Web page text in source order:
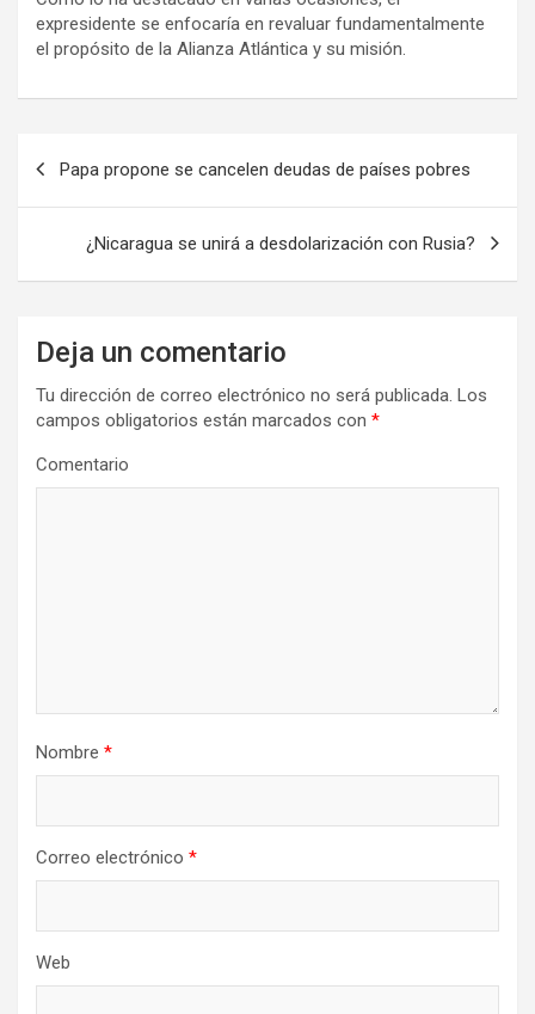
expresidente se enfocaría en revaluar fundamentalmente
el propósito de la Alianza Atlántica y su misión.
Papa propone se cancelen deudas de países pobres
¿Nicaragua se unirá a desdolarización con Rusia?
Deja un comentario
Tu dirección de correo electrónico no será publicada. Los
campos obligatorios están marcados con *
Comentario
Nombre *
Correo electrónico *
Web